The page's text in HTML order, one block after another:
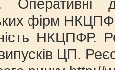
фірм
НКЦПФР.
ЦП.